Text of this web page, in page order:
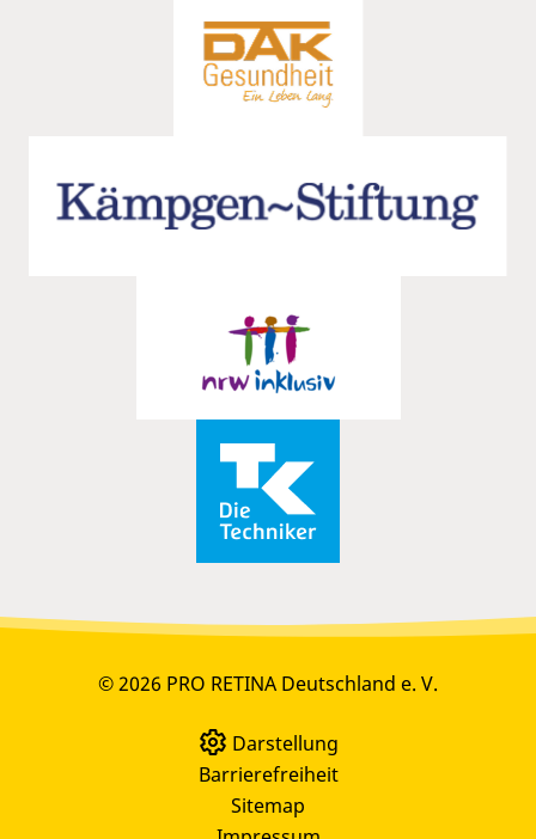
© 2026 PRO RETINA Deutschland e. V.
Darstellung
Barrierefreiheit
Sitemap